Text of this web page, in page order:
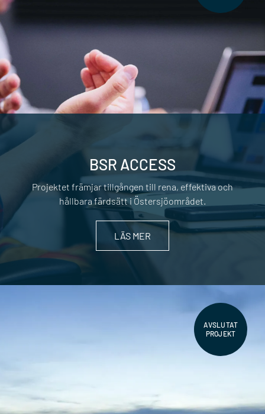
BSR ACCESS
Projektet främjar tillgången till rena, effektiva och
hållbara färdsätt i Östersjöområdet.
LÄS MER
AVSLUTAT
PROJEKT